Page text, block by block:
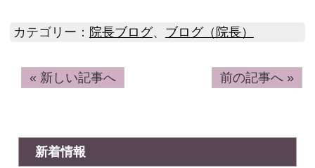
カテゴリー： 院長ブログ、 ブログ（院長）
« 新しい記事へ 前の記事へ »
新着情報